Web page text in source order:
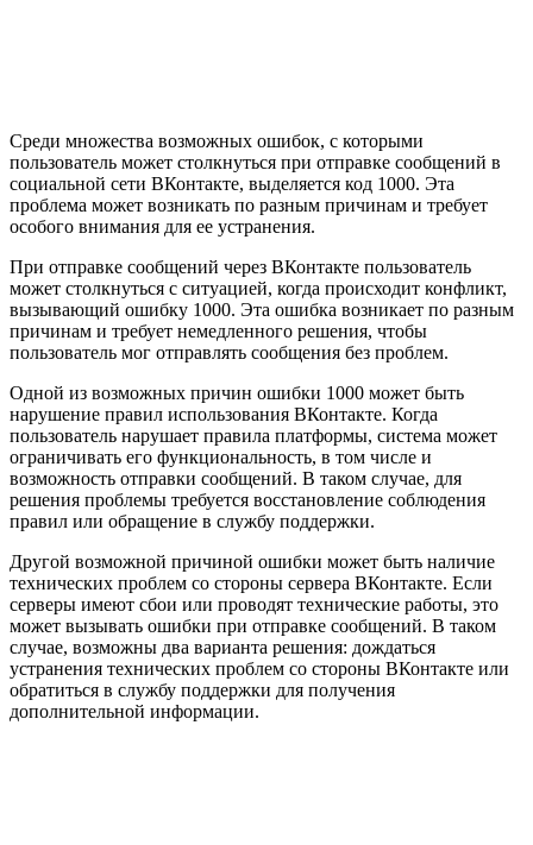
Среди множества возможных ошибок, с которыми
пользователь может столкнуться при отправке сообщений в
социальной сети ВКонтакте, выделяется код 1000. Эта
проблема может возникать по разным причинам и требует
особого внимания для ее устранения.
При отправке сообщений через ВКонтакте пользователь
может столкнуться с ситуацией, когда происходит конфликт,
вызывающий ошибку 1000. Эта ошибка возникает по разным
причинам и требует немедленного решения, чтобы
пользователь мог отправлять сообщения без проблем.
Одной из возможных причин ошибки 1000 может быть
нарушение правил использования ВКонтакте. Когда
пользователь нарушает правила платформы, система может
ограничивать его функциональность, в том числе и
возможность отправки сообщений. В таком случае, для
решения проблемы требуется восстановление соблюдения
правил или обращение в службу поддержки.
Другой возможной причиной ошибки может быть наличие
технических проблем со стороны сервера ВКонтакте. Если
серверы имеют сбои или проводят технические работы, это
может вызывать ошибки при отправке сообщений. В таком
случае, возможны два варианта решения: дождаться
устранения технических проблем со стороны ВКонтакте или
обратиться в службу поддержки для получения
дополнительной информации.